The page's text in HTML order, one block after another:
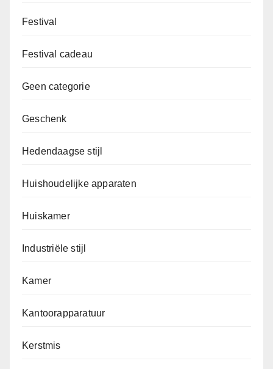
Festival
Festival cadeau
Geen categorie
Geschenk
Hedendaagse stijl
Huishoudelijke apparaten
Huiskamer
Industriële stijl
Kamer
Kantoorapparatuur
Kerstmis